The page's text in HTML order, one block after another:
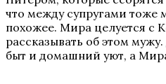
что между супругами тоже
похожее. Мира целуется с
рассказывать об этом
быт и домашний уют, а